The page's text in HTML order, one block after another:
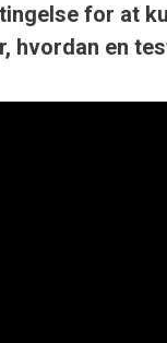
for at
hvordan en